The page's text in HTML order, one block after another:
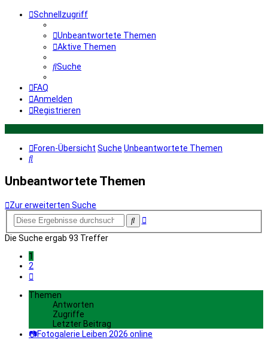
Schnellzugriff
Unbeantwortete Themen
Aktive Themen
Suche
FAQ
Anmelden
Registrieren
Foren-Übersicht Suche Unbeantwortete Themen
Suche
Unbeantwortete Themen
Zur erweiterten Suche
SucheErweiterte
Die Suche ergab 93 Treffer
1
2
Themen
Antworten
Zugriffe
Letzter Beitrag
📷Fotogalerie Leiben 2026 online